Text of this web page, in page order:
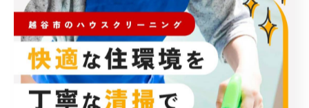
< 前のページ 一覧に戻る 次のページ >